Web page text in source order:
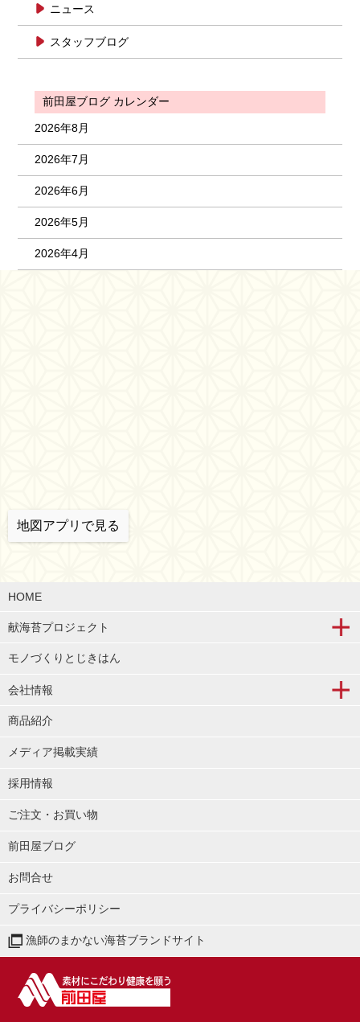
ニュース
スタッフブログ
前田屋ブログ カレンダー
2026年8月
2026年7月
2026年6月
2026年5月
2026年4月
地図アプリで見る
HOME
献海苔プロジェクト
モノづくりとじきはん
会社情報
商品紹介
メディア掲載実績
採用情報
ご注文・お買い物
前田屋ブログ
お問合せ
プライバシーポリシー
漁師のまかない海苔ブランドサイト